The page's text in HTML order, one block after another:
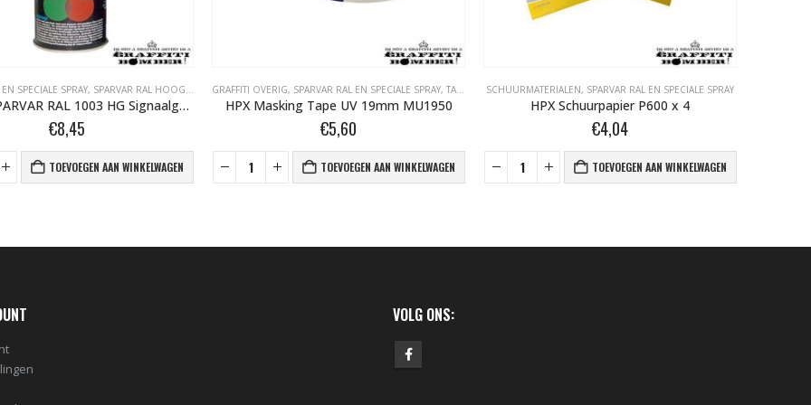
SPECIALE SPRAY, SPARVAR RAL HOOGGLANS BOMBER.NL
101003 SPARVAR RAL 1003 HG Signaalgeel 400 ml
€8,45
TOEVOEGEN AAN WINKELWAGEN
GRAFFITI OVERIG, SPARVAR RAL EN SPECIALE SPRAY, TAPE- EN AFDEKMATERIALEN
HPX Masking Tape UV 19mm MU1950
€5,60
TOEVOEGEN AAN WINKELWAGEN
SCHUURMATERIALEN, SPARVAR RAL EN SPECIALE SPRAY
HPX Schuurpapier P600 x 4
€4,04
TOEVOEGEN AAN WINKELWAGEN
VOLG ONS: